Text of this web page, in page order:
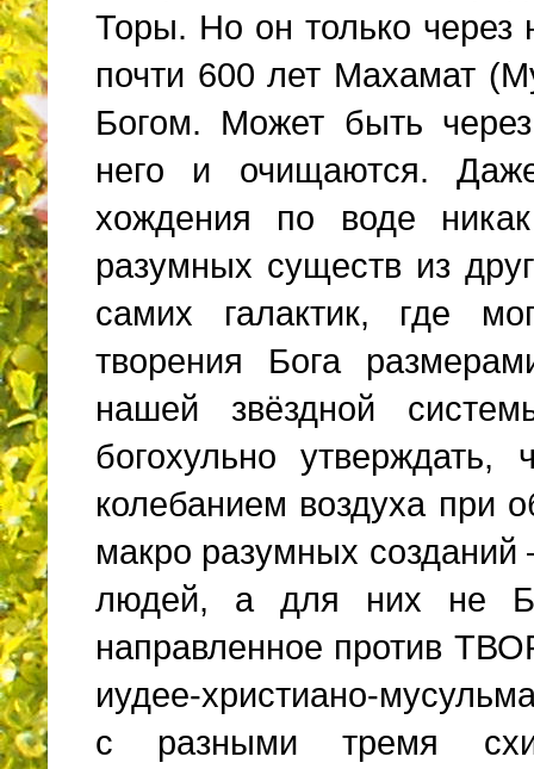
Торы. Но он только через
почти 600 лет Махамат
Богом. Может быть
него и очищаются.
хождения по воде
разумных существ из
самих галактик, где
творения Бога
нашей звёздной
богохульно
колебанием воздуха при
макро разумных
людей, а для них не
направленное против
иудее-христиано-
с разными тремя